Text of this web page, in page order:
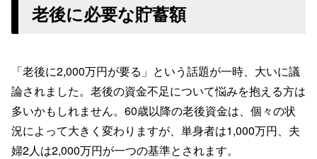
老後に必要な貯蓄額
「老後に2,000万円が要る」という話題が一時、大いに議
論されました。老後の資金不足について悩みを抱える方は
多いかもしれません。60歳以降の老後資金は、個々の状
況によって大きく変わりますが、単身者は1,000万円、夫
婦2人は2,000万円が一つの基準とされます。